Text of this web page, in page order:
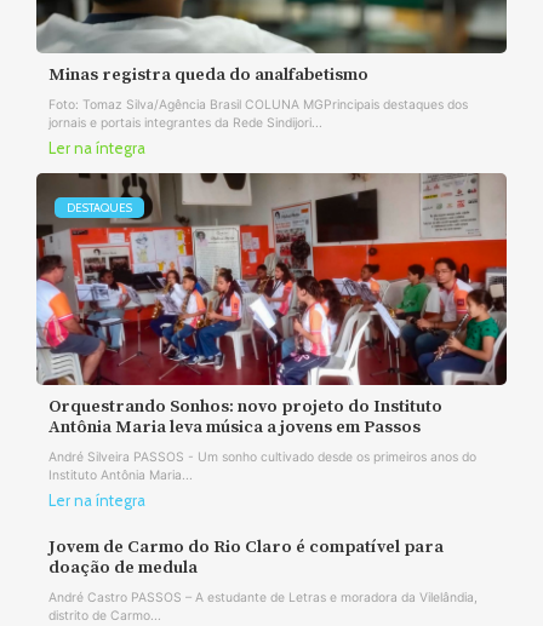
Minas registra queda do analfabetismo
Foto: Tomaz Silva/Agência Brasil COLUNA MGPrincipais destaques dos
jornais e portais integrantes da Rede Sindijori...
Ler na íntegra
DESTAQUES
Orquestrando Sonhos: novo projeto do Instituto
Antônia Maria leva música a jovens em Passos
André Silveira PASSOS - Um sonho cultivado desde os primeiros anos do
Instituto Antônia Maria...
Ler na íntegra
Jovem de Carmo do Rio Claro é compatível para
doação de medula
André Castro PASSOS – A estudante de Letras e moradora da Vilelândia,
distrito de Carmo...